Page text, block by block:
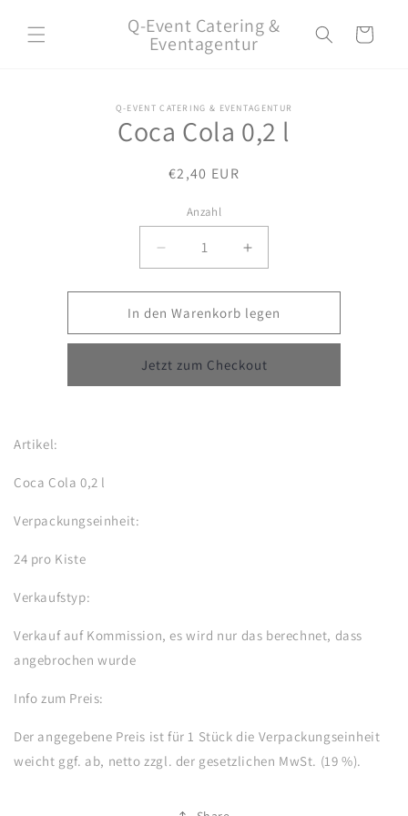
Inhalt
Q-Event Catering &
Eventagentur Warenkorb
Q-EVENT CATERING & EVENTAGENTUR
Coca Cola 0,2 l
Normaler
€2,40 EUR
Anzahl
Verringere
die
Menge
für
Coca
0,2
l
Erhöhe
die
Menge
für
Coca
0,2
l
In den Warenkorb legen
Jetzt zum Checkout
Artikel:
Coca Cola 0,2 l
Verpackungseinheit:
24 pro Kiste
Verkaufstyp:
Verkauf auf Kommission, es wird nur das berechnet, dass
angebrochen wurde
Info zum Preis:
Der angegebene Preis ist für 1 Stück die Verpackungseinheit
weicht ggf. ab, netto zzgl. der gesetzlichen MwSt. (19 %).